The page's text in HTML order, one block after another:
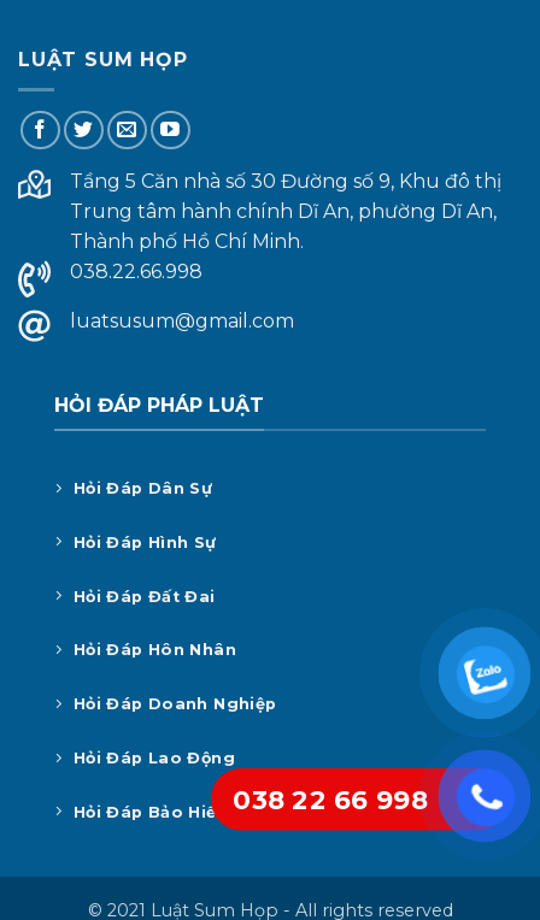
LUẬT SUM HỌP
Tầng 5 Căn nhà số 30 Đường số 9, Khu đô thị
Trung tâm hành chính Dĩ An, phường Dĩ An,
Thành phố Hồ Chí Minh.
038.22.66.998
luatsusum@gmail.com
HỎI ĐÁP PHÁP LUẬT
Hỏi Đáp Dân Sự
Hỏi Đáp Hình Sự
Hỏi Đáp Đất Đai
Hỏi Đáp Hôn Nhân
Hỏi Đáp Doanh Nghiệp
Hỏi Đáp Lao Động
Hỏi Đáp Bảo Hiểm Xã Hội
© 2021 Luật Sum Họp - All rights reserved
038 22 66 998